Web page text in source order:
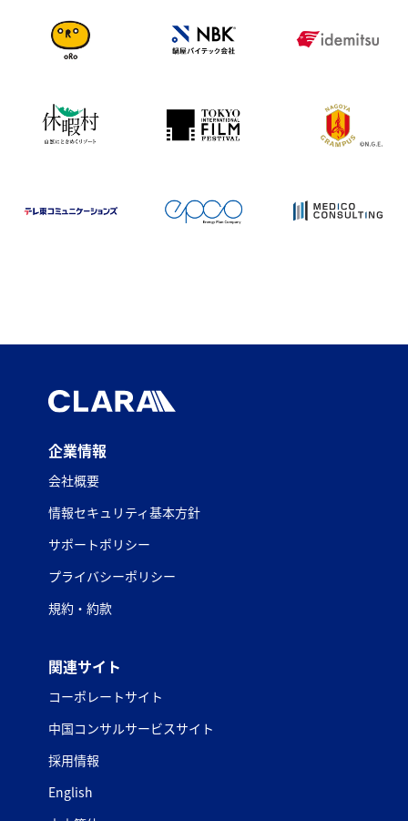
企業情報
会社概要
情報セキュリティ基本方針
サポートポリシー
プライバシーポリシー
規約・約款
関連サイト
コーポレートサイト
中国コンサルサービスサイト
採用情報
English